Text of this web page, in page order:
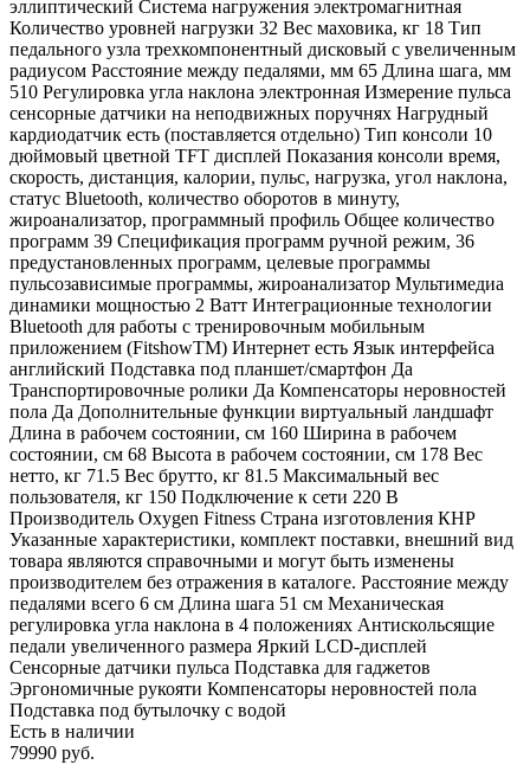
эллиптический Система нагружения электромагнитная
Количество уровней нагрузки 32 Вес маховика, кг 18 Тип
педального узла трехкомпонентный дисковый с увеличенным
радиусом Расстояние между педалями, мм 65 Длина шага, мм
510 Регулировка угла наклона электронная Измерение пульса
сенсорные датчики на неподвижных поручнях Нагрудный
кардиодатчик есть (поставляется отдельно) Тип консоли 10
дюймовый цветной TFT дисплей Показания консоли время,
скорость, дистанция, калории, пульс, нагрузка, угол наклона,
статус Bluetooth, количество оборотов в минуту,
жироанализатор, программный профиль Общее количество
программ 39 Спецификация программ ручной режим, 36
предустановленных программ, целевые программы
пульсозависимые программы, жироанализатор Мультимедиа
динамики мощностью 2 Ватт Интеграционные технологии
Bluetooth для работы с тренировочным мобильным
приложением (FitshowTM) Интернет есть Язык интерфейса
английский Подставка под планшет/смартфон Да
Транспортировочные ролики Да Компенсаторы неровностей
пола Да Дополнительные функции виртуальный ландшафт
Длина в рабочем состоянии, см 160 Ширина в рабочем
состоянии, см 68 Высота в рабочем состоянии, см 178 Вес
нетто, кг 71.5 Вес брутто, кг 81.5 Максимальный вес
пользователя, кг 150 Подключение к сети 220 В
Производитель Oxygen Fitness Страна изготовления КНР
Указанные характеристики, комплект поставки, внешний вид
товара являются справочными и могут быть изменены
производителем без отражения в каталоге. Расстояние между
педалями всего 6 см Длина шага 51 см Механическая
регулировка угла наклона в 4 положениях Антискольсящие
педали увеличенного размера Яркий LCD-дисплей
Сенсорные датчики пульса Подставка для гаджетов
Эргономичные рукояти Компенсаторы неровностей пола
Подставка под бутылочку с водой
Есть в наличии
79990 руб.